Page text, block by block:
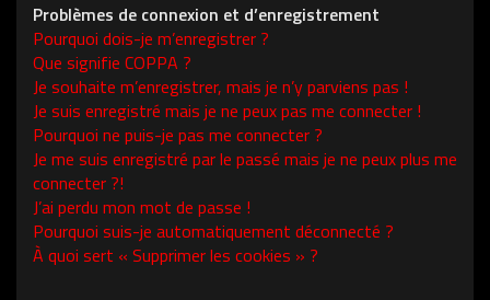
Problèmes de connexion et d’enregistrement
Pourquoi dois-je m’enregistrer ?
Que signifie COPPA ?
Je souhaite m’enregistrer, mais je n’y parviens pas !
Je suis enregistré mais je ne peux pas me connecter !
Pourquoi ne puis-je pas me connecter ?
Je me suis enregistré par le passé mais je ne peux plus me
connecter ?!
J’ai perdu mon mot de passe !
Pourquoi suis-je automatiquement déconnecté ?
À quoi sert « Supprimer les cookies » ?